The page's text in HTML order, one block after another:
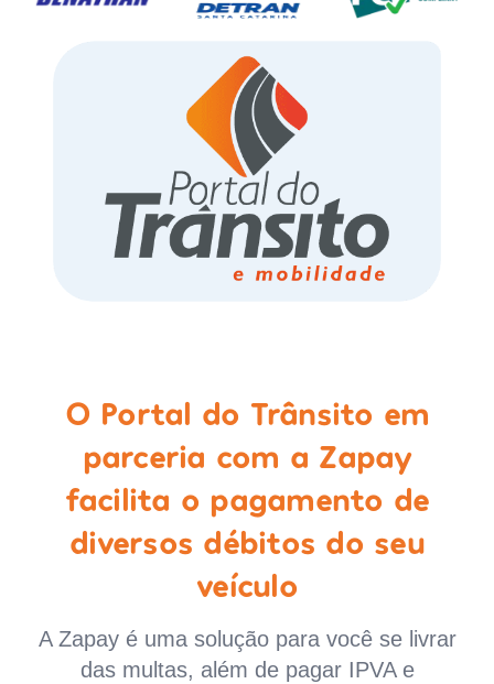
O Portal do Trânsito em
parceria com a Zapay
facilita o pagamento de
diversos débitos do seu
veículo
A Zapay é uma solução para você se livrar
das multas, além de pagar IPVA e